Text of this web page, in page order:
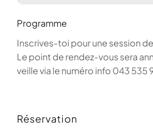
Programme
Inscrives-toi pour une session
Le point de rendez-vous sera
veille via le numéro info 043 535
Réservation